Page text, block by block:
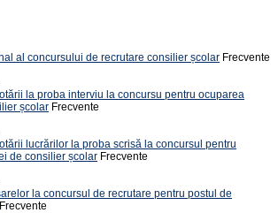
al concursului de recrutare consilier școlar Frecvente
la proba interviu la concursu pentru ocuparea
școlar Frecvente
lucrărilor la proba scrisă la concursul pentru
de consilier școlar Frecvente
la concursul de recrutare pentru postul de
Frecvente